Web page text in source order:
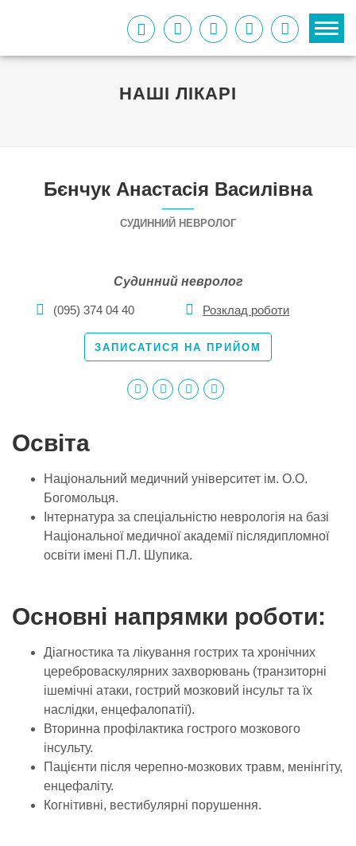
НАШІ ЛІКАРІ
Бєнчук Анастасія Василівна
СУДИННИЙ НЕВРОЛОГ
Судинний невролог
(095) 374 04 40 Розклад роботи
ЗАПИСАТИСЯ НА ПРИЙОМ
Освіта
Національний медичний університет ім. О.О.
Богомольця.
Інтернатура за спеціальністю неврологія на базі
Національної медичної академії післядипломної
освіти імені П.Л. Шупика.
Основні напрямки роботи:
Діагностика та лікування гострих та хронічних
цереброваскулярних захворювань (транзиторні
ішемічні атаки, гострий мозковий інсульт та їх
наслідки, енцефалопатії).
Вторинна профілактика гострого мозкового
інсульту.
Пацієнти після черепно-мозкових травм, менінгіту,
енцефаліту.
Когнітивні, вестибулярні порушення.